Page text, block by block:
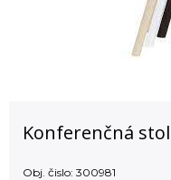
Konferenčná
Obj. čislo: 300981